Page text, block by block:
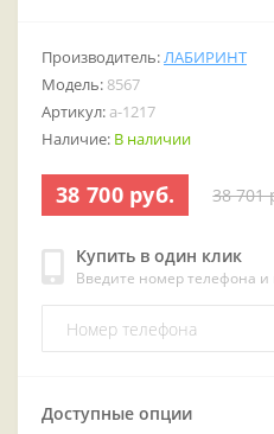
Производитель:ЛАБИРИНТ
Модель: 8567
Артикул: a-1217
Наличие: В наличии
38 700 руб. 38 701
Купить в один клик
Введите номер телефона
Доступные опции